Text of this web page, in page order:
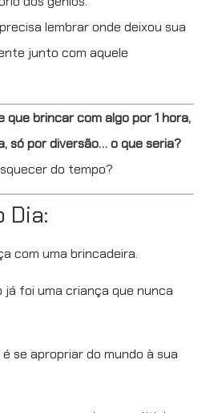
lembrar onde deixou sua
junto com aquele
que brincar com algo por 1 hora,
só por diversão… o que seria?
do tempo?
Dia:
com uma brincadeira.
já foi uma criança que nunca
se apropriar do mundo à sua